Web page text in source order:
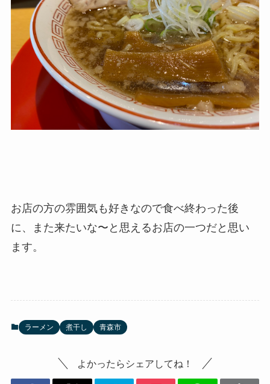
お店の方の雰囲気も好きなので食べ終わった後
に、また来たいな〜と思えるお店の一つだと思い
ます。
ラーメン 煮干し 青森市
よかったらシェアしてね！